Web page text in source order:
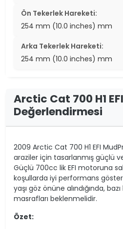
Ön Tekerlek Hareketi:
254 mm (10.0 inches) mm
Arka Tekerlek Hareketi:
254 mm (10.0 inches) mm
Arctic Cat 700 H1
Değerlendirmesi
2009 Arctic Cat 700 H1 EFI
araziler için tasarlanmış güçlü
Güçlü 700cc lik EFI motoruna
koşullarda iyi performans
yaşı göz önüne alındığında,
masrafları beklenmelidir.
Özet: